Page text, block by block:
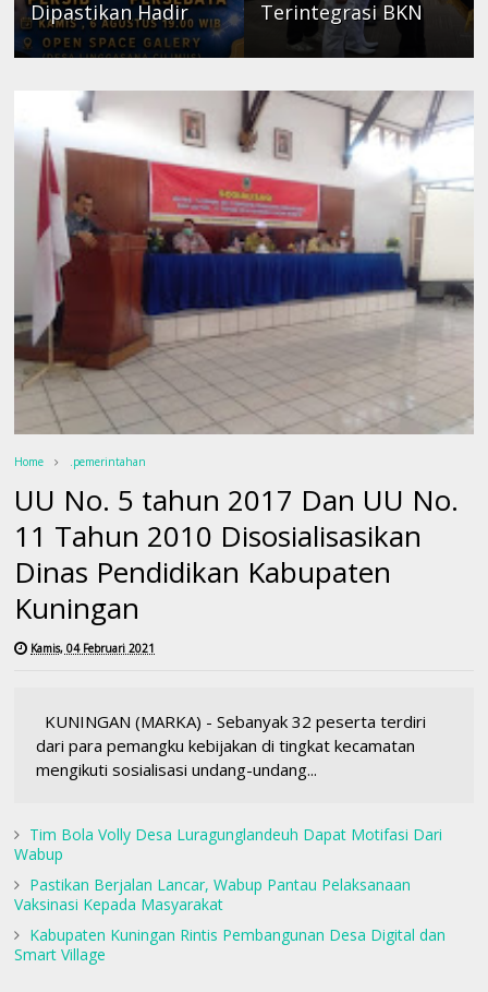
Dipastikan Hadir
Terintegrasi BKN
Home .pemerintahan
UU No. 5 tahun 2017 Dan UU No.
11 Tahun 2010 Disosialisasikan
Dinas Pendidikan Kabupaten
Kuningan
Kamis, 04 Februari 2021
KUNINGAN (MARKA) - Sebanyak 32 peserta terdiri
dari para pemangku kebijakan di tingkat kecamatan
mengikuti sosialisasi undang-undang...
Tim Bola Volly Desa Luragunglandeuh Dapat Motifasi Dari
Wabup
Pastikan Berjalan Lancar, Wabup Pantau Pelaksanaan
Vaksinasi Kepada Masyarakat
Kabupaten Kuningan Rintis Pembangunan Desa Digital dan
Smart Village